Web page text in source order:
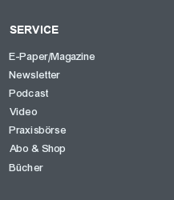
SERVICE
E-Paper/Magazine
Newsletter
Podcast
Video
Praxisbörse
Abo & Shop
Bücher